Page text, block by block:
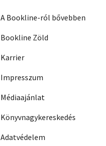
A Bookline-ról bővebben
Bookline Zöld
Karrier
Impresszum
Médiaajánlat
Könyvnagykereskedés
Adatvédelem